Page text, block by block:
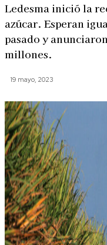
Ledesma inició la
azúcar. Esperan
pasado y
millones.
19 mayo, 2023